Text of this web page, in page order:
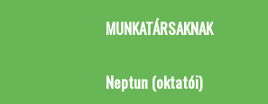
MUNKATÁRSAKNAK
Neptun (oktatói)